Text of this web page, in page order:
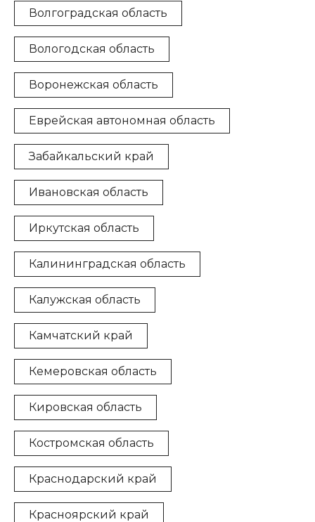
Волгоградская область
Вологодская область
Воронежская область
Еврейская автономная область
Забайкальский край
Ивановская область
Иркутская область
Калининградская область
Калужская область
Камчатский край
Кемеровская область
Кировская область
Костромская область
Краснодарский край
Красноярский край